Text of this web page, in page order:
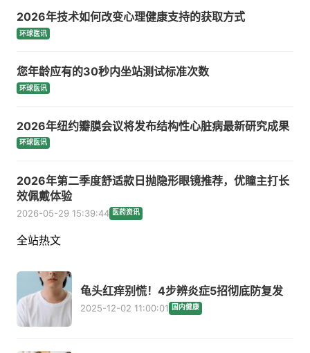
2026年技术如何改变心理健康支持的获取方式
环球医讯
您年龄应有的30秒内坐站测试标准次数
环球医讯
2026年纽约瓣膜会议将发布结构性心脏病最新研究成果
环球医讯
2026年第二季度舒适款日抛隐形眼镜推荐，优瞳主打长
效佩戴体验
2026-05-29 15:39:44 医药资讯
全站热文
龟头红痒别慌！4步辨炎症5招彻底防复发
2025-12-02 11:00:01 国内健康